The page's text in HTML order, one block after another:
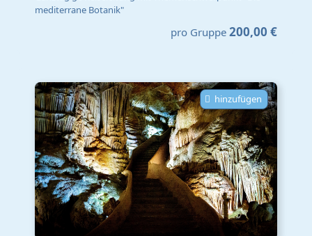
mediterrane Botanik"
pro Gruppe 200,00 €
hinzufügen